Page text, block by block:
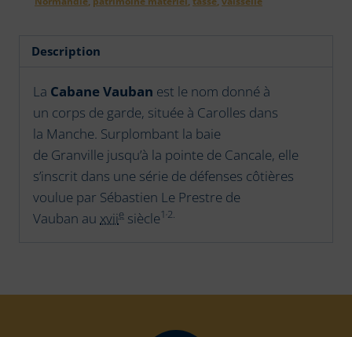
Description
La Cabane Vauban est le nom donné à
un corps de garde, située à Carolles dans
la Manche. Surplombant la baie
de Granville jusqu’à la pointe de Cancale, elle
s’inscrit dans une série de défenses côtières
voulue par Sébastien Le Prestre de
Vauban au xviie siècle1 ,2.